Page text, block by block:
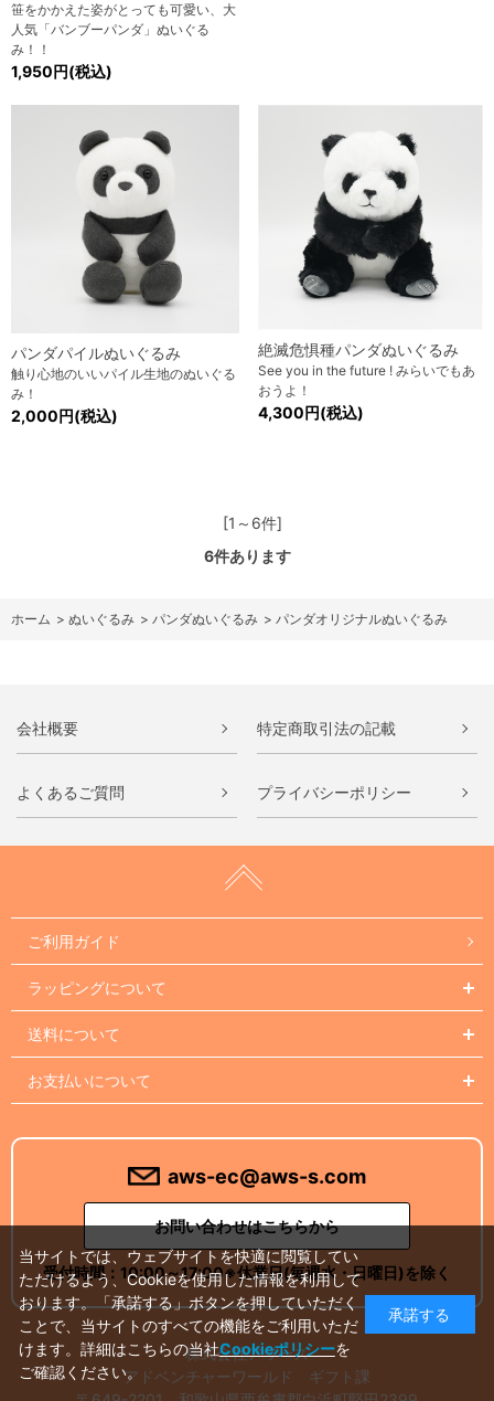
笹をかかえた姿がとっても可愛い、大
人気「バンブーパンダ」ぬいぐる
み！！
1,950円(税込)
パンダパイルぬいぐるみ
触り心地のいいパイル生地のぬいぐる
み！
2,000円(税込)
絶滅危惧種パンダぬいぐるみ
See you in the future ! みらいでもあ
おうよ！
4,300円(税込)
[1～6件]
6件あります
ホーム > ぬいぐるみ > パンダぬいぐるみ > パンダオリジナルぬいぐるみ
会社概要 特定商取引法の記載
よくあるご質問 プライバシーポリシー
ご利用ガイド
ラッピングについて
送料について
お支払いについて
aws-ec@aws-s.com
お問い合わせはこちらから
受付時間： 10:00～17:00※休業日(毎週水・日曜日)を除く
株式会社アワーズ
アドベンチャーワールド ギフト課
当サイトでは、ウェブサイトを快適に閲覧してい
ただけるよう、Cookieを使用した情報を利用して
おります。「承諾する」ボタンを押していただく
ことで、当サイトのすべての機能をご利用いただ
けます。詳細はこちらの当社Cookieポリシーを
ご確認ください。
承諾する